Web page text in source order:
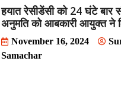
हयात रेसीडेंसी को 24 घंटे बार
अनुमति को आबकारी आयुक्त ने
November 16, 2024
Samachar